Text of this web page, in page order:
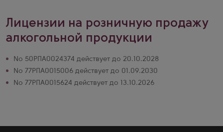
Лицензии на розничную продажу
алкогольной продукции
№ 50РПА0024374 действует до 20.10.2028
№ 77РПА0015006 действует до 01.09.2030
№ 77РПА0015624 действует до 13.10.2026